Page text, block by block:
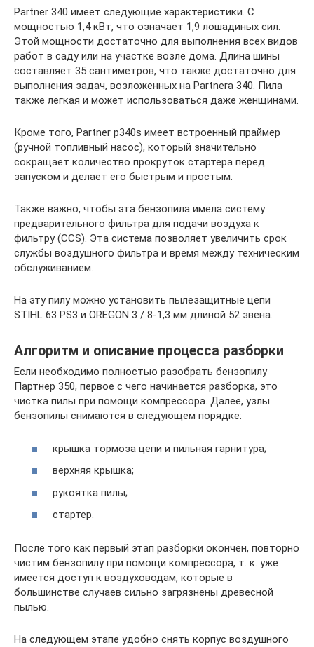
Partner 340 имеет следующие характеристики. С
мощностью 1,4 кВт, что означает 1,9 лошадиных сил.
Этой мощности достаточно для выполнения всех видов
работ в саду или на участке возле дома. Длина шины
составляет 35 сантиметров, что также достаточно для
выполнения задач, возложенных на Partnerа 340. Пила
также легкая и может использоваться даже женщинами.
Кроме того, Partner p340s имеет встроенный праймер
(ручной топливный насос), который значительно
сокращает количество прокруток стартера перед
запуском и делает его быстрым и простым.
Также важно, чтобы эта бензопила имела систему
предварительного фильтра для подачи воздуха к
фильтру (CCS). Эта система позволяет увеличить срок
службы воздушного фильтра и время между техническим
обслуживанием.
На эту пилу можно установить пылезащитные цепи
STIHL 63 PS3 и OREGON 3 / 8-1,3 мм длиной 52 звена.
Алгоритм и описание процесса разборки
Если необходимо полностью разобрать бензопилу
Партнер 350, первое с чего начинается разборка, это
чистка пилы при помощи компрессора. Далее, узлы
бензопилы снимаются в следующем порядке:
крышка тормоза цепи и пильная гарнитура;
верхняя крышка;
рукоятка пилы;
стартер.
После того как первый этап разборки окончен, повторно
чистим бензопилу при помощи компрессора, т. к. уже
имеется доступ к воздуховодам, которые в
большинстве случаев сильно загрязнены древесной
пылью.
На следующем этапе удобно снять корпус воздушного